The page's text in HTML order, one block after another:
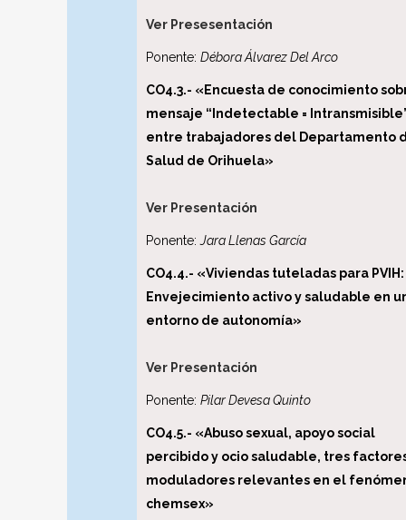
Ver Presesentación
Ponente: Débora Álvarez Del Arco
CO4.3.- «Encuesta de conocimiento
mensaje “Indetectable =
entre trabajadores del Departamento
Salud de Orihuela»
Ver Presentación
Ponente: Jara Llenas García
CO4.4.- «Viviendas tuteladas para PVIH:
Envejecimiento activo y saludable en
entorno de autonomía»
Ver Presentación
Ponente: Pilar Devesa Quinto
CO4.5.- «Abuso sexual, apoyo social
percibido y ocio saludable, tres
moduladores relevantes en el
chemsex»